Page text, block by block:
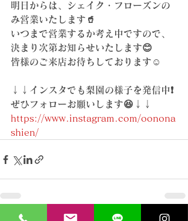
明日からは、シェイク・フローズンの
み営業いたします🥤
いつまで営業するか考え中ですので、
決まり次第お知らせいたします😊
皆様のご来店お待ちしております☺️
↓↓インスタでも梨園の様子を発信中❗️
ぜひフォローお願いします😆↓↓
https://www.instagram.com/oonona
shien/